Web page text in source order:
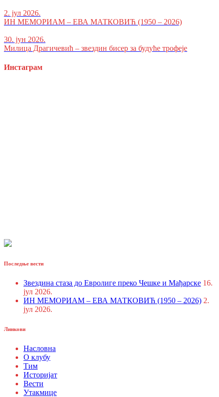
2. јул 2026.
ИН МЕМОРИАМ – ЕВА МАТКОВИЋ (1950 – 2026)
30. јун 2026.
Милица Драгичевић – звездин бисер за будуће трофеје
Инстаграм
Последње вести
Звездина стаза до Евролиге преко Чешке и Мађарске 16.
јул 2026.
ИН МЕМОРИАМ – ЕВА МАТКОВИЋ (1950 – 2026) 2.
јул 2026.
Линкови
Насловна
О клубу
Тим
Историјат
Вести
Утакмице